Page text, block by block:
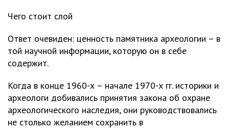
Чего стоит слой
Ответ очевиден: ценность памятника археологии – в
той научной информации, которую он в себе
содержит.
Когда в конце 1960-х – начале 1970-х гг. историки и
археологи добивались принятия закона об охране
археологического наследия, они руководствовались
не столько желанием сохранить в